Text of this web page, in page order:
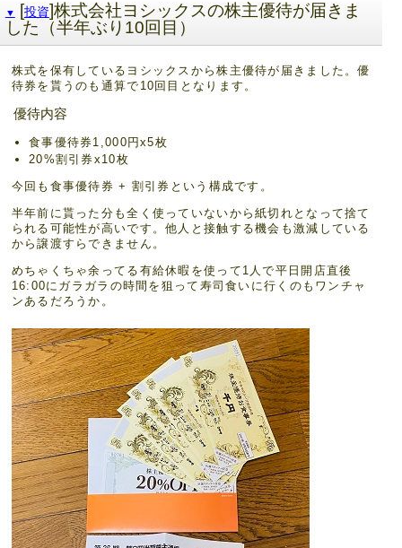
▼ [投資]株式会社ヨシックスの株主優待が届きま
した（半年ぶり10回目）
株式を保有しているヨシックスから株主優待が届きました。優
待券を貰うのも通算で10回目となります。
優待内容
食事優待券1,000円x5枚
20%割引券x10枚
今回も食事優待券 + 割引券という構成です。
半年前に貰った分も全く使っていないから紙切れとなって捨て
られる可能性が高いです。他人と接触する機会も激減している
から譲渡すらできません。
めちゃくちゃ余ってる有給休暇を使って1人で平日開店直後
16:00にガラガラの時間を狙って寿司食いに行くのもワンチャ
ンあるだろうか。